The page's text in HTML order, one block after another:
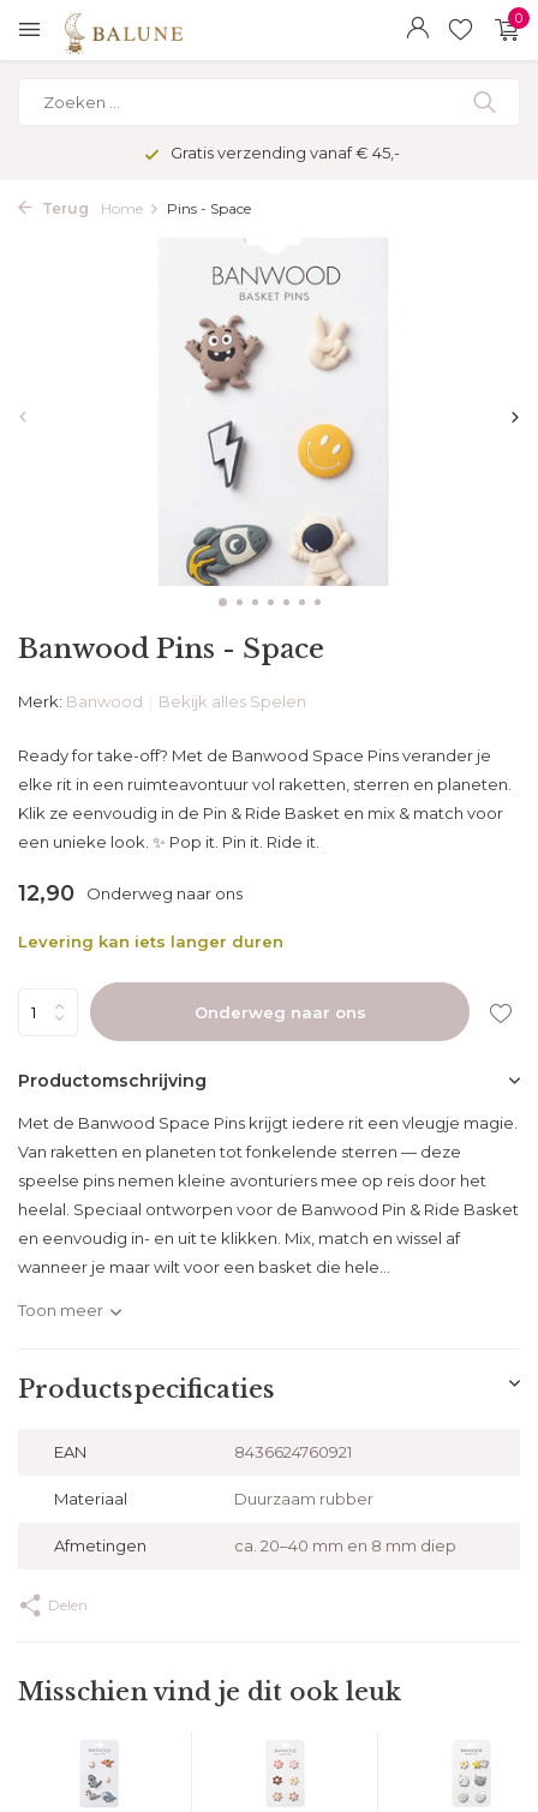
0
Gratis verzending vanaf € 45,-
Terug Home Pins - Space
Banwood Pins - Space
Merk: Banwood Bekijk alles Spelen
Ready for take-off? Met de Banwood Space Pins verander je
elke rit in een ruimteavontuur vol raketten, sterren en planeten.
Klik ze eenvoudig in de Pin & Ride Basket en mix & match voor
een unieke look. ✨ Pop it. Pin it. Ride it.
12,90 Onderweg naar ons
Levering kan iets langer duren
Onderweg naar ons
Productomschrijving
Met de Banwood Space Pins krijgt iedere rit een vleugje magie.
Van raketten en planeten tot fonkelende sterren — deze
speelse pins nemen kleine avonturiers mee op reis door het
heelal. Speciaal ontworpen voor de Banwood Pin & Ride Basket
en eenvoudig in- en uit te klikken. Mix, match en wissel af
wanneer je maar wilt voor een basket die hele...
Toon meer
Productspecificaties
EAN 8436624760921
Materiaal Duurzaam rubber
Afmetingen ca. 20–40 mm en 8 mm diep
Delen
Misschien vind je dit ook leuk